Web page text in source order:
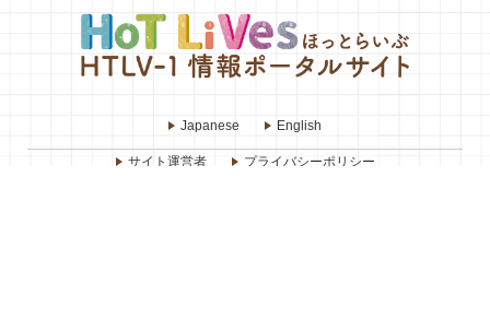
Japanese English
サイト運営者 プライバシーポリシー